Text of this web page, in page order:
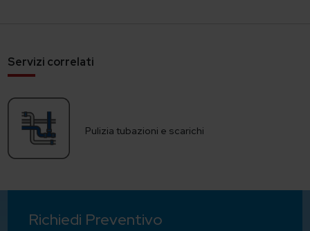
Servizi correlati
Pulizia tubazioni e scarichi
Richiedi Preventivo